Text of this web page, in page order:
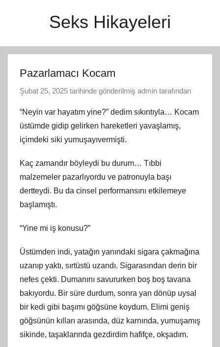
Seks Hikayeleri
Pazarlamacı Kocam
Şubat 25, 2025 tarihinde gönderilmiş admin tarafından
“Neyin var hayatım yine?” dedim sıkıntıyla… Kocam
üstümde gidip gelirken hareketleri yavaşlamış,
içimdeki siki yumuşayıvermişti.
Kaç zamandır böyleydi bu durum… Tıbbi
malzemeler pazarlıyordu ve patronuyla başı
dertteydi. Bu da cinsel performansını etkilemeye
başlamıştı.
“Yine mi iş konusu?”
Üstümden indi, yatağın yanındaki sigara çakmağına
uzanıp yaktı, sırtüstü uzandı. Sigarasından derin bir
nefes çekti. Dumanını savururken boş boş tavana
bakıyordu. Bir süre durdum, sonra yan dönüp uysal
bir kedi gibi başımı göğsüne koydum. Elimi geniş
göğsünün kılları arasında, düz karnında, yumuşamış
sikinde, taşaklarında gezdirdim hafifçe, okşadım.